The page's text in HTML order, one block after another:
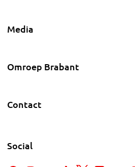
Media
Omroep Brabant
Contact
Social